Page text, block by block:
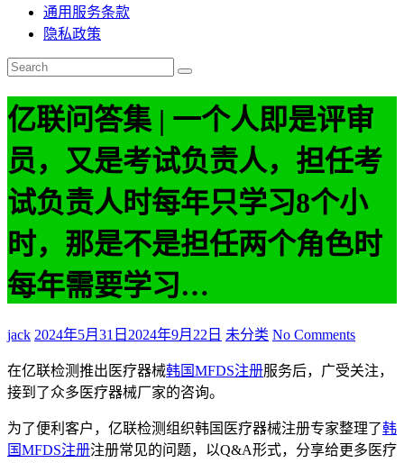
通用服务条款
隐私政策
亿联问答集 | 一个人即是评审
员，又是考试负责人，担任考
试负责人时每年只学习8个小
时，那是不是担任两个角色时
每年需要学习…
jack 2024年5月31日 2024年9月22日 未分类 No Comments
在亿联检测推出医疗器械韩国MFDS注册服务后，广受关注，
接到了众多医疗器械厂家的咨询。
为了便利客户，亿联检测组织韩国医疗器械注册专家整理了韩
国MFDS注册注册常见的问题，以Q&A形式，分享给更多医疗